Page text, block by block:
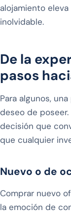
alojamiento
inolvidable.
De la
pasos
Para algunos,
deseo de
decisión que
que cualquier
Nuevo o de
Comprar nuevo
la emoción de